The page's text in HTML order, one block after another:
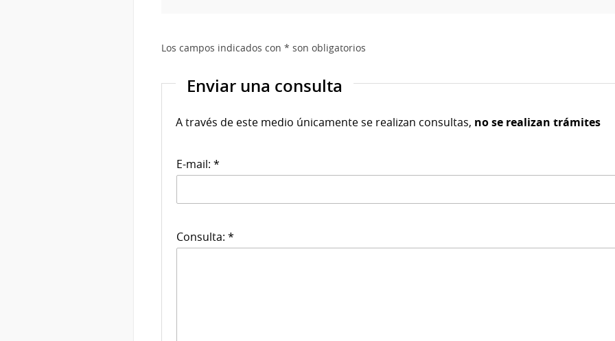
Los campos indicados con * son obligatorios
Enviar una consulta
A través de este medio únicamente se realizan consultas, no se realizan trámites
E-mail: *
Consulta: *